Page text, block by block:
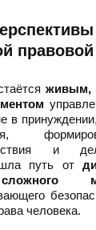
живым,
в
и
путь от
человека.